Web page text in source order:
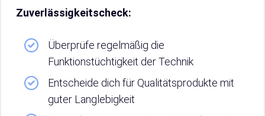
Zuverlässigkeitscheck:
Überprüfe regelmäßig die
Funktionstüchtigkeit der Technik
Entscheide dich für Qualitätsprodukte mit
guter Langlebigkeit